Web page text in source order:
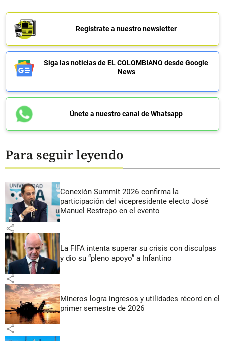
Regístrate a nuestro newsletter
Siga las noticias de EL COLOMBIANO desde Google
News
Únete a nuestro canal de Whatsapp
Para seguir leyendo
Conexión Summit 2026 confirma la
participación del vicepresidente electo José
Manuel Restrepo en el evento
share
La FIFA intenta superar su crisis con disculpas
y dio su “pleno apoyo” a Infantino
share
Mineros logra ingresos y utilidades récord en el
primer semestre de 2026
share